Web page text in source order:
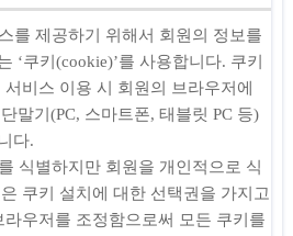
를 제공하기 위해서 회원의 정보를
‘쿠키(cookie)’를 사용합니다. 쿠키
비스 이용 시 회원의 브라우저에
말기(PC, 스마트폰, 태블릿 PC 등)
다.
식별하지만 회원을 개인적으로 식
쿠키 설치에 대한 선택권을 가지고
우저를 조정함으로써 모든 쿠키를